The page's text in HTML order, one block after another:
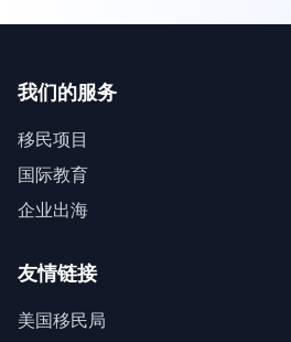
我们的服务
移民项目
国际教育
企业出海
友情链接
美国移民局